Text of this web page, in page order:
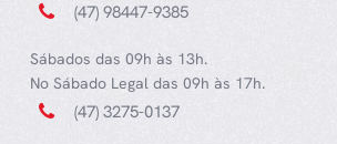
(47) 98447-9385
Sábados das 09h às 13h.
No Sábado Legal das 09h às 17h.
(47) 3275-0137